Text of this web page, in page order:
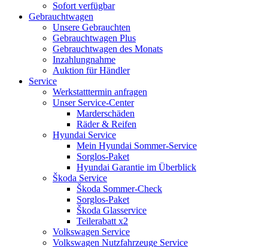
Sofort verfügbar
Gebrauchtwagen
Unsere Gebrauchten
Gebrauchtwagen Plus
Gebrauchtwagen des Monats
Inzahlungnahme
Auktion für Händler
Service
Werkstatttermin anfragen
Unser Service-Center
Marderschäden
Räder & Reifen
Hyundai Service
Mein Hyundai Sommer-Service
Sorglos-Paket
Hyundai Garantie im Überblick
Škoda Service
Škoda Sommer-Check
Sorglos-Paket
Škoda Glasservice
Teilerabatt x2
Volkswagen Service
Volkswagen Nutzfahrzeuge Service